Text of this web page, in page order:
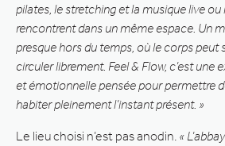
pilates, le stretching et la musique live
rencontrent dans un même espace. Un
presque hors du temps, où le corps peut
circuler librement. Feel & Flow, c’est une
et émotionnelle pensée pour permettre
habiter pleinement l’instant présent. »
Le lieu choisi n’est pas anodin. «